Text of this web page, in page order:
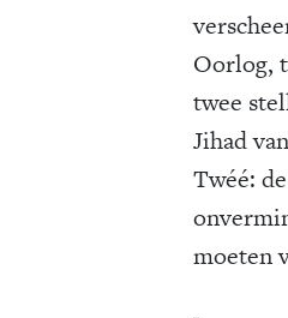
Oorlog,
twee
Jihad
Twéé:
moeten